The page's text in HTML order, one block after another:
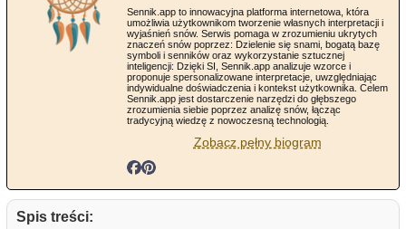
Sennik.app to innowacyjna platforma internetowa, która
umożliwia użytkownikom tworzenie własnych interpretacji i
wyjaśnień snów. Serwis pomaga w zrozumieniu ukrytych
znaczeń snów poprzez: Dzielenie się snami, bogatą bazę
symboli i senników oraz wykorzystanie sztucznej
inteligencji: Dzięki SI, Sennik.app analizuje wzorce i
proponuje spersonalizowane interpretacje, uwzględniając
indywidualne doświadczenia i kontekst użytkownika. Celem
Sennik.app jest dostarczenie narzędzi do głębszego
zrozumienia siebie poprzez analizę snów, łącząc
tradycyjną wiedzę z nowoczesną technologią.
Zobacz pełny biogram
Spis treści: